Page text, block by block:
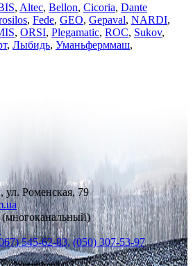
, Altec, Bellon, Cicoria, Dante
, Fede, GEO, Gepaval, NARDI,
, ORSI, Plegаmatic, ROC, Sukov,
, Лыбидь, Уманьферммаш,
ул. Роменская, 79
(многоканальный)
545-62-83, (050) 307-53-97